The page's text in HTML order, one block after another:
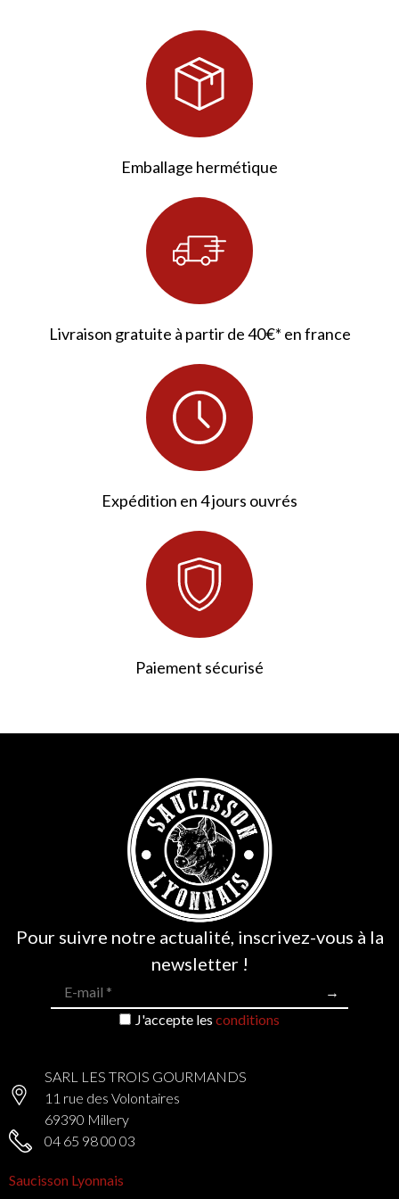
42 avis
58 avis
Emballage hermétique
Livraison gratuite à partir de 40€* en france
Expédition en 4 jours ouvrés
Paiement sécurisé
Pour suivre notre actualité, inscrivez-vous à la
newsletter !
J'accepte les conditions
SARL LES TROIS GOURMANDS
11 rue des Volontaires
69390 Millery
04 65 98 00 03
Saucisson Lyonnais